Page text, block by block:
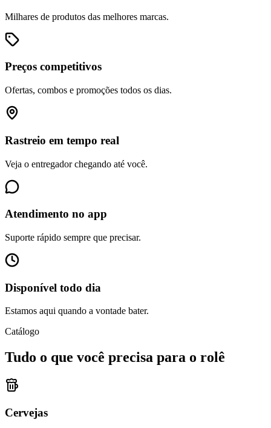
Milhares de produtos das melhores marcas.
Preços competitivos
Ofertas, combos e promoções todos os dias.
Rastreio em tempo real
Veja o entregador chegando até você.
Atendimento no app
Suporte rápido sempre que precisar.
Disponível todo dia
Estamos aqui quando a vontade bater.
Catálogo
Tudo o que você precisa para o rolê
Cervejas